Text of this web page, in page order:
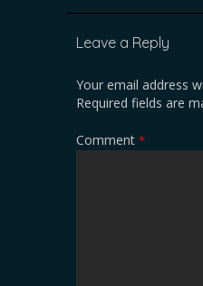
Leave a Reply
Your email address
Required fields are
Comment *